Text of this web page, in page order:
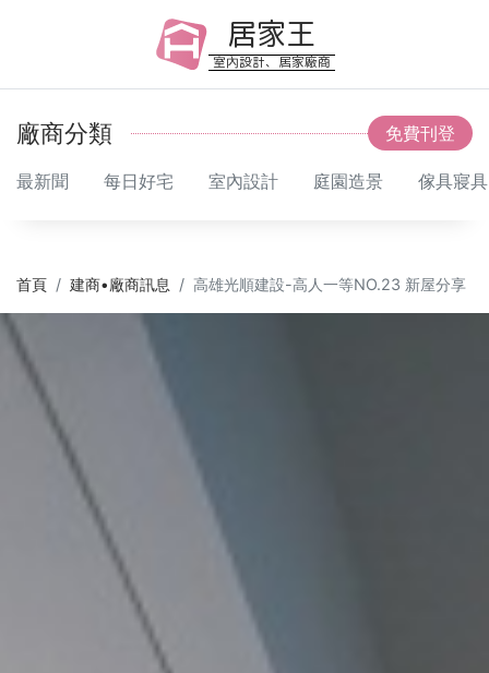
居家王
室內設計、居家廠商
廠商分類 免費刊登
最新聞 每日好宅 室內設計 庭園造景 傢具寢具
首頁 建商•廠商訊息 高雄光順建設-高人一等NO.23 新屋分享